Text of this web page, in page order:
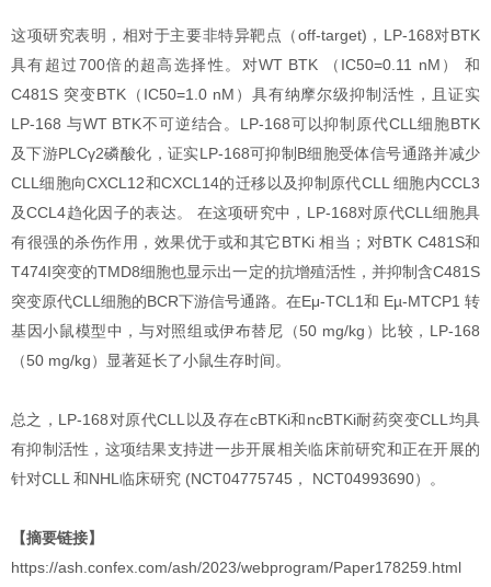
这项研究表明，相对于主要非特异靶点（off-target)，LP-168对BTK
具有超过700倍的超高选择性。对WT BTK （IC50=0.11 nM） 和
C481S 突变BTK（IC50=1.0 nM）具有纳摩尔级抑制活性，且证实
LP-168 与WT BTK不可逆结合。LP-168可以抑制原代CLL细胞BTK
及下游PLCγ2磷酸化，证实LP-168可抑制B细胞受体信号通路并减少
CLL细胞向CXCL12和CXCL14的迁移以及抑制原代CLL 细胞内CCL3
及CCL4趋化因子的表达。 在这项研究中，LP-168对原代CLL细胞具
有很强的杀伤作用，效果优于或和其它BTKi 相当；对BTK C481S和
T474I突变的TMD8细胞也显示出一定的抗增殖活性，并抑制含C481S
突变原代CLL细胞的BCR下游信号通路。在Eμ-TCL1和 Eµ-MTCP1 转
基因小鼠模型中，与对照组或伊布替尼（50 mg/kg）比较，LP-168
（50 mg/kg）显著延长了小鼠生存时间。
总之，LP-168对原代CLL以及存在cBTKi和ncBTKi耐药突变CLL均具
有抑制活性，这项结果支持进一步开展相关临床前研究和正在开展的
针对CLL 和NHL临床研究 (NCT04775745， NCT04993690）。
【摘要链接】
https://ash.confex.com/ash/2023/webprogram/Paper178259.html